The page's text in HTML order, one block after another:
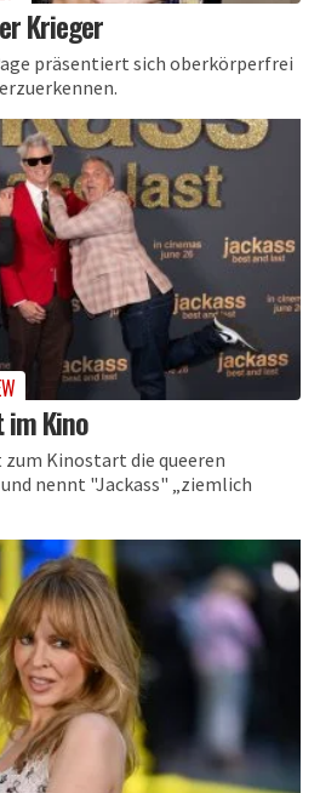
Krieger
präsentiert sich oberkörperfrei
Kino
Kinostart die queeren
nennt "Jackass" „ziemlich